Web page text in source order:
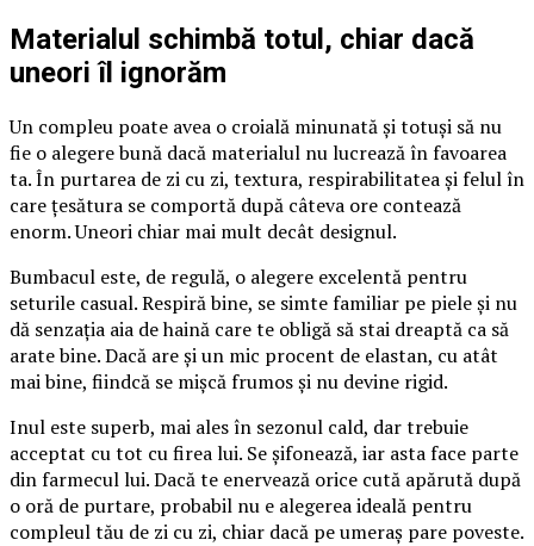
Materialul schimbă totul, chiar dacă
uneori îl ignorăm
Un compleu poate avea o croială minunată și totuși să nu
fie o alegere bună dacă materialul nu lucrează în favoarea
ta. În purtarea de zi cu zi, textura, respirabilitatea și felul în
care țesătura se comportă după câteva ore contează
enorm. Uneori chiar mai mult decât designul.
Bumbacul este, de regulă, o alegere excelentă pentru
seturile casual. Respiră bine, se simte familiar pe piele și nu
dă senzația aia de haină care te obligă să stai dreaptă ca să
arate bine. Dacă are și un mic procent de elastan, cu atât
mai bine, fiindcă se mișcă frumos și nu devine rigid.
Inul este superb, mai ales în sezonul cald, dar trebuie
acceptat cu tot cu firea lui. Se șifonează, iar asta face parte
din farmecul lui. Dacă te enervează orice cută apărută după
o oră de purtare, probabil nu e alegerea ideală pentru
compleul tău de zi cu zi, chiar dacă pe umeraș pare poveste.